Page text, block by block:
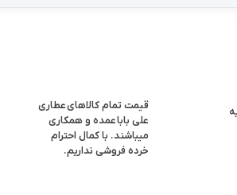
قیمت تمام کالاهایعطاری
علی باباعمده و همکاری
میباشند. با کمال احترام
خرده فروشی نداریم.